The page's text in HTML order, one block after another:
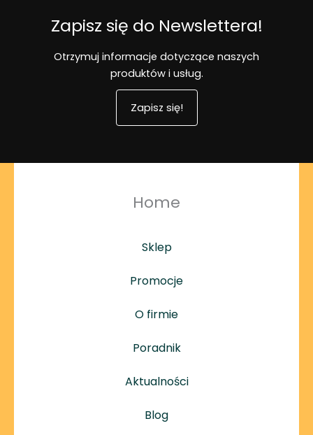
Zapisz się do Newslettera!
Otrzymuj informacje dotyczące naszych
produktów i usług.
Zapisz się!
Home
Sklep
Promocje
O firmie
Poradnik
Aktualności
Blog